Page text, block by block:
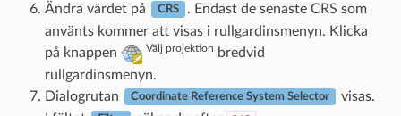
Ändra värdet på
CRS
. Endast de senaste CRS som
använts kommer att visas i rullgardinsmenyn. Klicka
på knappen
Välj projektion bredvid
rullgardinsmenyn.
Dialogrutan
Coordinate Reference System Selector
visas.